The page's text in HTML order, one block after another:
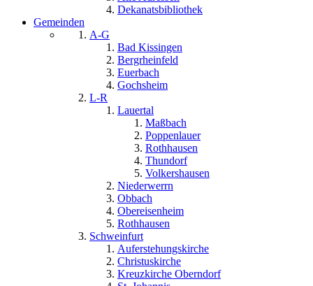
Dekanatsbibliothek
Gemeinden
A-G
Bad Kissingen
Bergrheinfeld
Euerbach
Gochsheim
L-R
Lauertal
Maßbach
Poppenlauer
Rothhausen
Thundorf
Volkershausen
Niederwerrn
Obbach
Obereisenheim
Rothhausen
Schweinfurt
Auferstehungskirche
Christuskirche
Kreuzkirche Oberndorf